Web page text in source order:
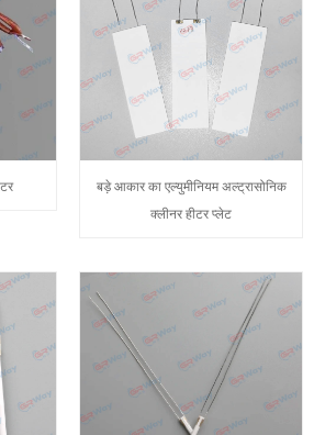
बड़े आकार का एल्युमीनियम अल्ट्रासोनिक
क्लीनर हीटर प्लेट